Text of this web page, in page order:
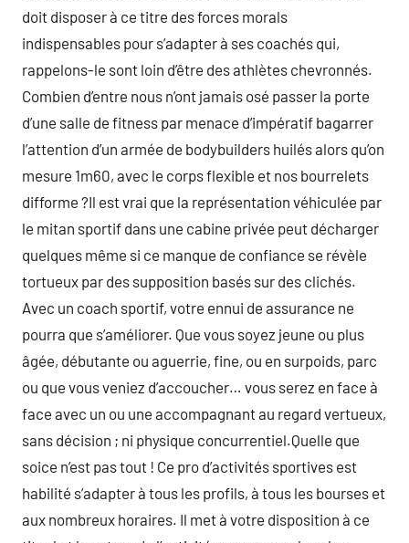
doit disposer à ce titre des forces morals
indispensables pour s’adapter à ses coachés qui,
rappelons-le sont loin d’être des athlètes chevronnés.
Combien d’entre nous n’ont jamais osé passer la porte
d’une salle de fitness par menace d’impératif bagarrer
l’attention d’un armée de bodybuilders huilés alors qu’on
mesure 1m60, avec le corps flexible et nos bourrelets
difforme ?Il est vrai que la représentation véhiculée par
le mitan sportif dans une cabine privée peut décharger
quelques même si ce manque de confiance se révèle
tortueux par des supposition basés sur des clichés.
Avec un coach sportif, votre ennui de assurance ne
pourra que s’améliorer. Que vous soyez jeune ou plus
âgée, débutante ou aguerrie, fine, ou en surpoids, parc
ou que vous veniez d’accoucher… vous serez en face à
face avec un ou une accompagnant au regard vertueux,
sans décision ; ni physique concurrentiel.Quelle que
soice n’est pas tout ! Ce pro d’activités sportives est
habilité s’adapter à tous les profils, à tous les bourses et
aux nombreux horaires. Il met à votre disposition à ce